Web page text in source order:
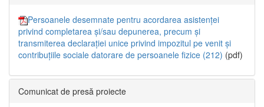
Persoanele desemnate pentru acordarea asistenței
privind completarea și/sau depunerea, precum și
transmiterea declarației unice privind impozitul pe venit și
contribuțiile sociale datorare de persoanele fizice (212) (pdf)
Comunicat de presă proiecte